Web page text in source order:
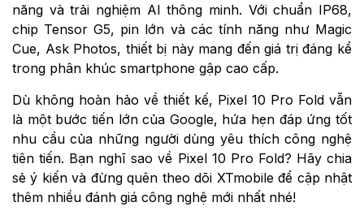
năng và trải nghiệm AI thông minh. Với chuẩn IP68,
chip Tensor G5, pin lớn và các tính năng như Magic
Cue, Ask Photos, thiết bị này mang đến giá trị đáng kể
trong phân khúc smartphone gập cao cấp.
Dù không hoàn hảo về thiết kế, Pixel 10 Pro Fold vẫn
là một bước tiến lớn của Google, hứa hẹn đáp ứng tốt
nhu cầu của những người dùng yêu thích công nghệ
tiên tiến. Bạn nghĩ sao về Pixel 10 Pro Fold? Hãy chia
sẻ ý kiến và đừng quên theo dõi XTmobile để cập nhật
thêm nhiều đánh giá công nghệ mới nhất nhé!